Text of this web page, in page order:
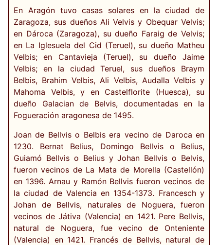
En Aragón tuvo casas solares en la ciudad de
Zaragoza, sus dueños Ali Velvis y Obequar Velvis;
en Dároca (Zaragoza), su dueño Faraig de Velvis;
en La Iglesuela del Cid (Teruel), su dueño Matheu
Velbis; en Cantavieja (Teruel), su dueño Jaime
Velbis; en la ciudad Teruel, sus dueños Braym
Belbis, Brahim Velbis, Ali Velbis, Audalla Velbis y
Mahoma Velbis, y en Castelflorite (Huesca), su
dueño Galacian de Belvis, documentadas en la
Fogueración aragonesa de 1495.
Joan de Bellvis o Belbis era vecino de Daroca en
1230. Bernat Belius, Domingo Bellvis o Belius,
Guiamó Bellvis o Belius y Johan Bellvis o Belvis,
fueron vecinos de La Mata de Morella (Castellón)
en 1396. Arnau y Ramón Bellvis fueron vecinos de
la ciudad de Valencia en 1354-1373. Francesch y
Johan de Bellvis, naturales de Noguera, fueron
vecinos de Játiva (Valencia) en 1421. Pere Bellvis,
natural de Noguera, fue vecino de Onteniente
(Valencia) en 1421. Francés de Bellvis, natural de